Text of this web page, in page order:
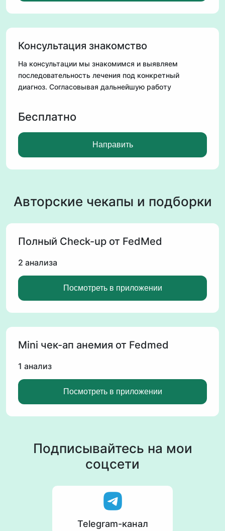
Консультация знакомство
На консультации мы знакомимся и выявляем
последовательность лечения под конкретный
диагноз. Согласовывая дальнейшую работу
Бесплатно
Направить
Авторские чекапы и подборки
Полный Check-up от FedMed
2 анализа
Посмотреть в приложении
Mini чек-ап анемия от Fedmed
1 анализ
Посмотреть в приложении
Подписывайтесь на мои
соцсети
Telegram-канал